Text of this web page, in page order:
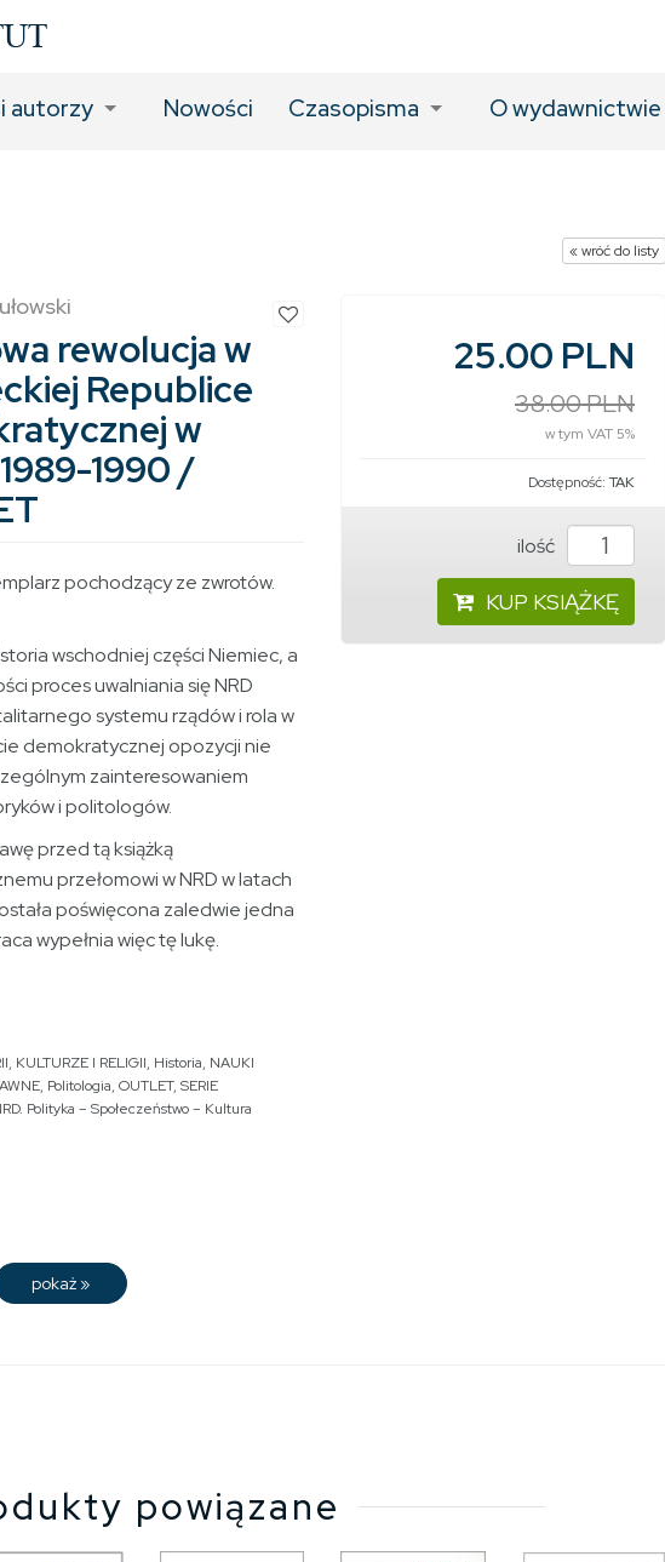
autorzy Nowości Czasopisma O wydawnictwie
« wróć do listy
rewolucja w
Republice
w
1990 /
pochodzący ze zwrotów.
wschodniej części Niemiec, a
proces uwalniania się NRD
systemu rządów i rola w
demokratycznej opozycji nie
zainteresowaniem
i politologów.
przed tą książką
przełomowi w NRD w latach
poświęcona zaledwie jedna
wypełnia więc tę lukę.
KULTURZE I RELIGII, Historia, NAUKI
, Politologia, OUTLET, SERIE
Polityka – Społeczeństwo – Kultura
25.00 PLN
38.00 PLN
w tym VAT 5%
Dostępność: TAK
ilość
KUP KSIĄŻKĘ
pokaż »
powiązane